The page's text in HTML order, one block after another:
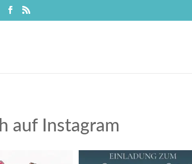
auf Instagram
Muttertag!
Bock auf Politik – aber ohne